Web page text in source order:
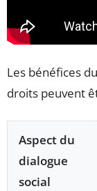
Les bénéfices
droits peuvent
Aspect du
dialogue
social